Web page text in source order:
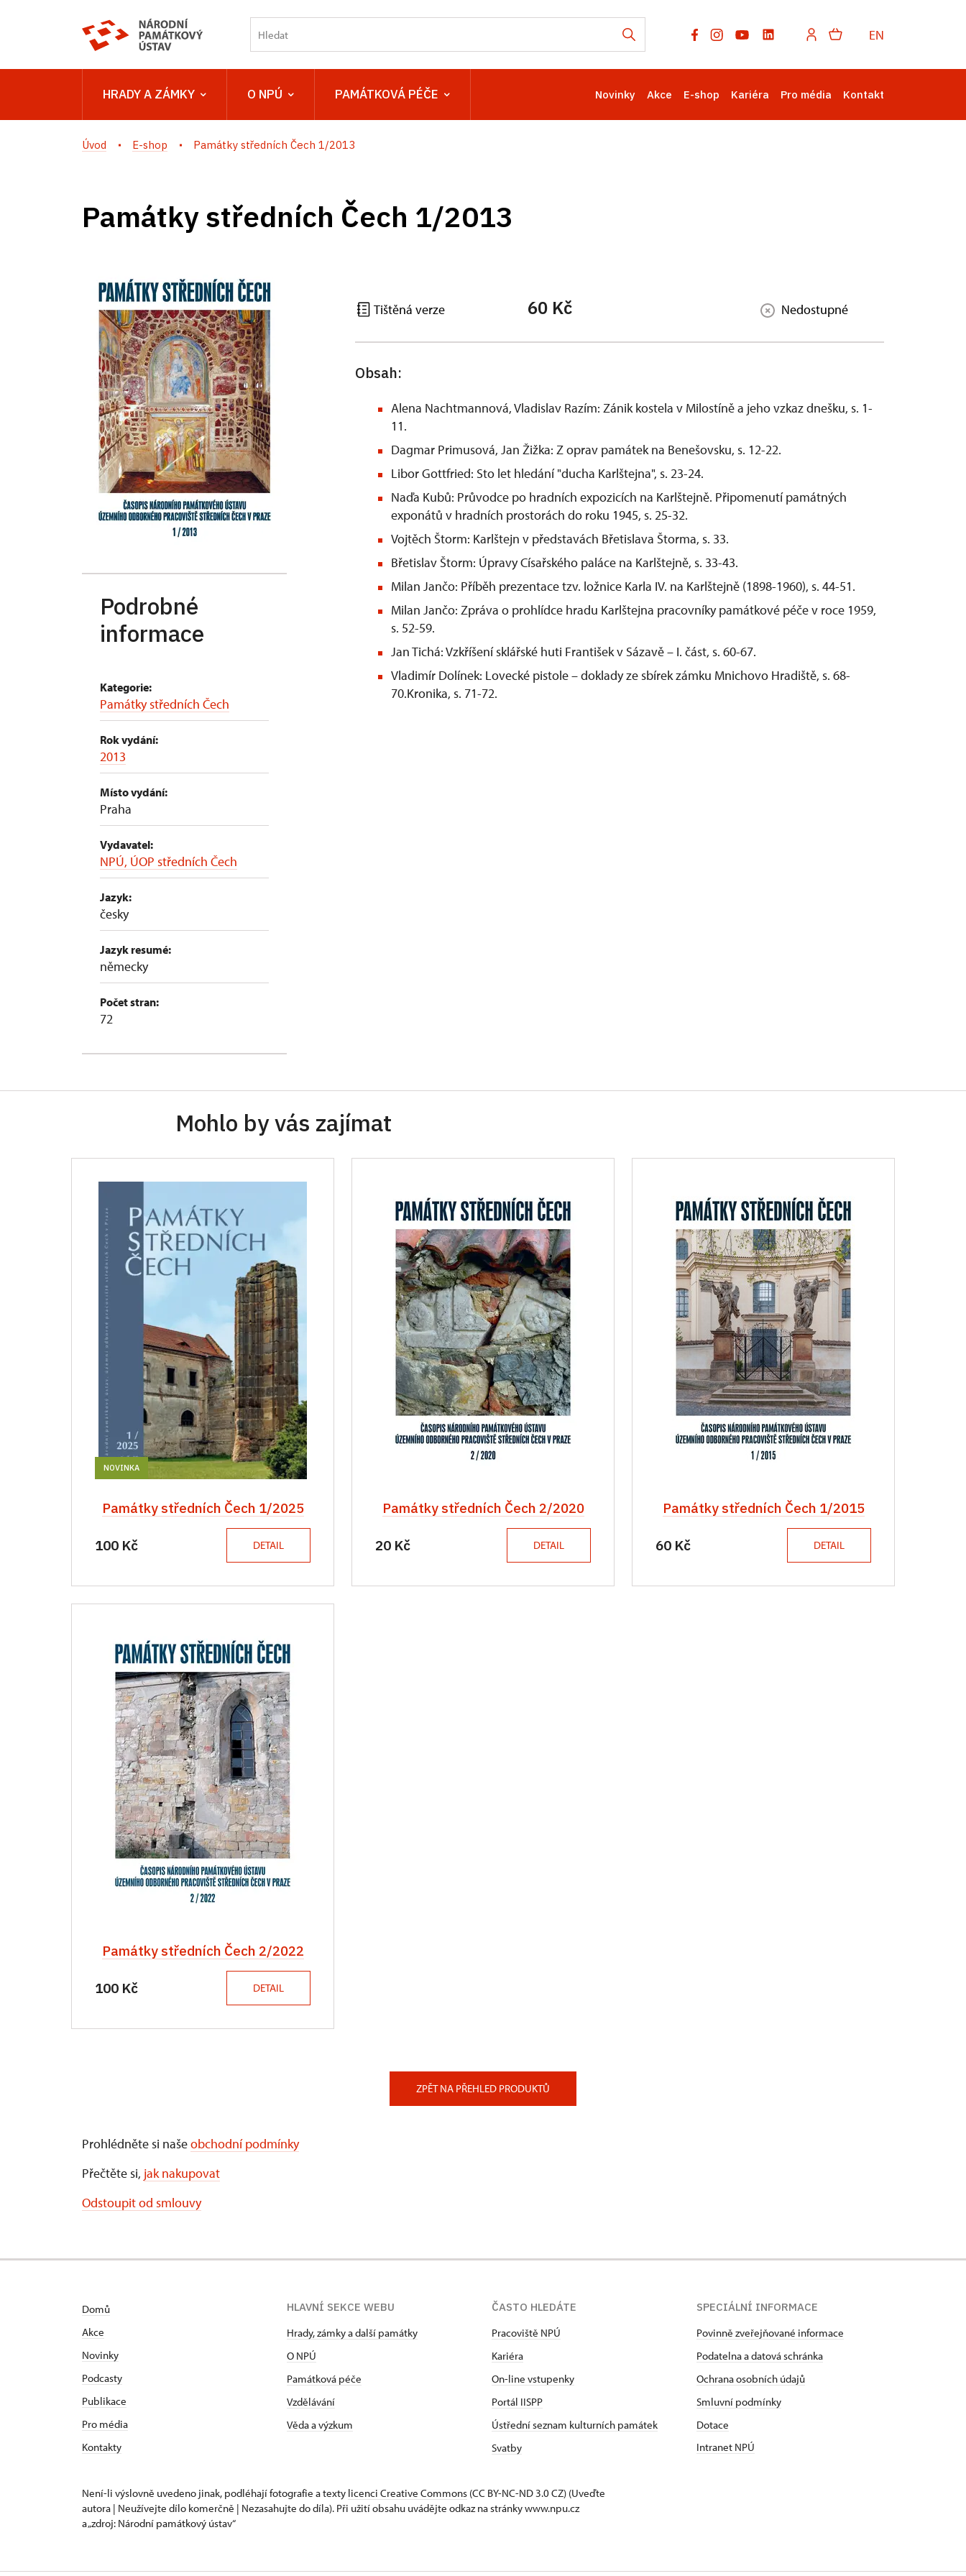
EN
HRADY A ZÁMKY O NPÚ PAMÁTKOVÁ PÉČE Novinky Akce E-shop Kariéra Pro média Kontakt
Úvod E-shop Památky středních Čech 1/2013
Památky středních Čech 1/2013
Podrobné
informace
Kategorie:
Památky středních Čech
Rok vydání:
2013
Místo vydání:
Praha
Vydavatel:
NPÚ, ÚOP středních Čech
Jazyk:
česky
Jazyk resumé:
německy
Počet stran:
72
Tištěná verze 60 Kč Nedostupné
Obsah:
Alena Nachtmannová, Vladislav Razím: Zánik kostela v Milostíně a jeho vzkaz dnešku, s. 1-
11.
Dagmar Primusová, Jan Žižka: Z oprav památek na Benešovsku, s. 12-22.
Libor Gottfried: Sto let hledání "ducha Karlštejna", s. 23-24.
Naďa Kubů: Průvodce po hradních expozicích na Karlštejně. Připomenutí památných
exponátů v hradních prostorách do roku 1945, s. 25-32.
Vojtěch Štorm: Karlštejn v představách Břetislava Štorma, s. 33.
Břetislav Štorm: Úpravy Císařského paláce na Karlštejně, s. 33-43.
Milan Jančo: Příběh prezentace tzv. ložnice Karla IV. na Karlštejně (1898-1960), s. 44-51.
Milan Jančo: Zpráva o prohlídce hradu Karlštejna pracovníky památkové péče v roce 1959,
s. 52-59.
Jan Tichá: Vzkříšení sklářské huti František v Sázavě – I. část, s. 60-67.
Vladimír Dolínek: Lovecké pistole – doklady ze sbírek zámku Mnichovo Hradiště, s. 68-
70.Kronika, s. 71-72.
Mohlo by vás zajímat
NOVINKA
Památky středních Čech 1/2025
100 Kč DETAIL
Památky středních Čech 2/2020
20 Kč DETAIL
Památky středních Čech 1/2015
60 Kč DETAIL
Památky středních Čech 2/2022
100 Kč DETAIL
ZPĚT NA PŘEHLED PRODUKTŮ
Prohlédněte si našeobchodní podmínky
Přečtěte si, jak nakupovat
Odstoupit od smlouvy
Domů
Akce
Novinky
Podcasty
Publikace
Pro média
Kontakty
HLAVNÍ SEKCE WEBU
Hrady, zámky a další památky
O NPÚ
Památková péče
Vzdělávání
Věda a výzkum
ČASTO HLEDÁTE
Pracoviště NPÚ
Kariéra
On-line vstupenky
Portál IISPP
Ústřední seznam kulturních památek
Svatby
SPECIÁLNÍ INFORMACE
Povinně zveřejňované informace
Podatelna a datová schránka
Ochrana osobních údajů
Smluvní podmínky
Dotace
Intranet NPÚ
Není-li výslovně uvedeno jinak, podléhají fotografie a texty licenci Creative Commons (CC BY-NC-ND 3.0 CZ) (Uveďte
autora | Neužívejte dílo komerčně | Nezasahujte do díla). Při užití obsahu uvádějte odkaz na stránky www.npu.cz
a „zdroj: Národní památkový ústav“